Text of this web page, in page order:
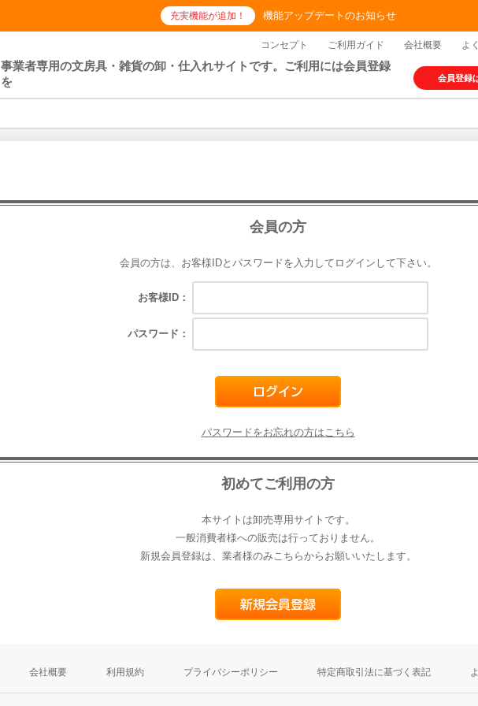
充実機能が追加！ 機能アップデートのお知らせ
コンセプト ご利用ガイド 会社概要 よ
事業者専用の文房具・雑貨の卸・仕入れサイトです。ご利用には会員登録
を
会員登録
会員の方
会員の方は、お客様IDとパスワードを入力してログインして下さい。
お客様ID：
パスワード：
パスワードをお忘れの方はこちら
初めてご利用の方
本サイトは卸売専用サイトです。
一般消費者様への販売は行っておりません。
新規会員登録は、業者様のみこちらからお願いいたします。
会社概要 利用規約 プライバシーポリシー 特定商取引法に基づく表記